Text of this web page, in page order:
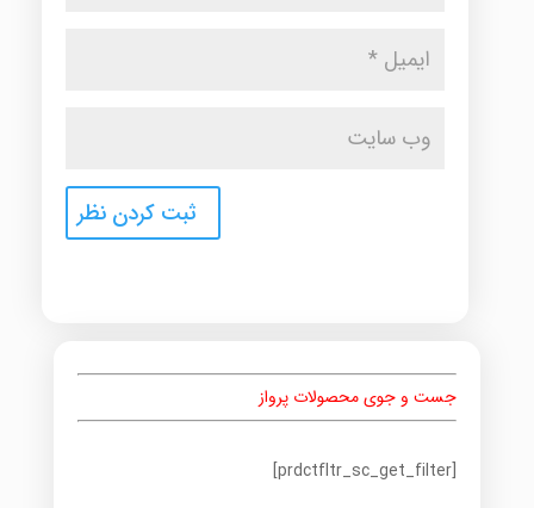
جست و جوی محصولات پرواز
[prdctfltr_sc_get_filter]